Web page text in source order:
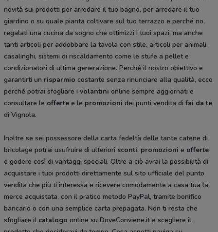
novità sui prodotti per arredare il tuo bagno, per arredare il tuo
giardino o su quale pianta coltivare sul tuo terrazzo e perché no,
regalati una cucina da sogno che ottimizzi i tuoi spazi, ma anche
tanti articoli per addobbare la tavola con stile, articoli per animali,
casalinghi, sistemi di riscaldamento come le stufe a pellet e
condizionatori di ultima generazione. Perché il nostro obiettivo e
garantirti un risparmio costante senza rinunciare alla qualità, ecco
perché potrai sfogliare i volantini online sempre aggiornati e
consultare le offerte e le promozioni dei punti vendita difai da te
di Vignola.
Inoltre se sei possessore della carta fedeltà delle tante catene di
bricolage potrai usufruire di ulteriori sconti, promozioni e offerte
e godere così di vantaggi speciali. Oltre a ciò avrai la possibilità di
acquistare i tuoi prodotti direttamente sul sito ufficiale del punto
vendita che più ti interessa e ricevere comodamente a casa tua la
merce acquistata, con il pratico metodo PayPal, tramite bonifico
bancario o con una semplice carta prepagata. Non ti resta che
sfogliare il catalogo online su DoveConviene.it e scegliere il